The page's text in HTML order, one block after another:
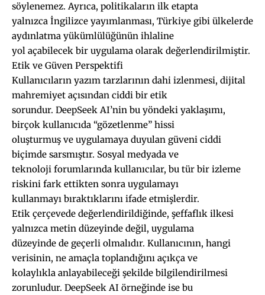
söylenemez. Ayrıca, politikaların ilk etapta
yalnızca İngilizce yayımlanması, Türkiye gibi ülkelerde
aydınlatma yükümlülüğünün ihlaline
yol açabilecek bir uygulama olarak değerlendirilmiştir.
Etik ve Güven Perspektifi
Kullanıcıların yazım tarzlarının dahi izlenmesi, dijital
mahremiyet açısından ciddi bir etik
sorundur. DeepSeek AI’nin bu yöndeki yaklaşımı,
birçok kullanıcıda “gözetlenme” hissi
oluşturmuş ve uygulamaya duyulan güveni ciddi
biçimde sarsmıştır. Sosyal medyada ve
teknoloji forumlarında kullanıcılar, bu tür bir izleme
riskini fark ettikten sonra uygulamayı
kullanmayı bıraktıklarını ifade etmişlerdir.
Etik çerçevede değerlendirildiğinde, şeffaflık ilkesi
yalnızca metin düzeyinde değil, uygulama
düzeyinde de geçerli olmalıdır. Kullanıcının, hangi
verisinin, ne amaçla toplandığını açıkça ve
kolaylıkla anlayabileceği şekilde bilgilendirilmesi
zorunludur. DeepSeek AI örneğinde ise bu